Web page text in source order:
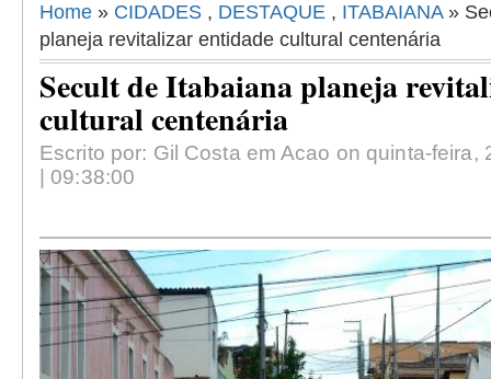
Home » CIDADES , DESTAQUE , ITABAIANA»
planeja revitalizar entidade cultural centenária
Secult de Itabaiana planeja
cultural centenária
Escrito por: Gil Costa em Acao on quinta-feira,
| 09:38:00